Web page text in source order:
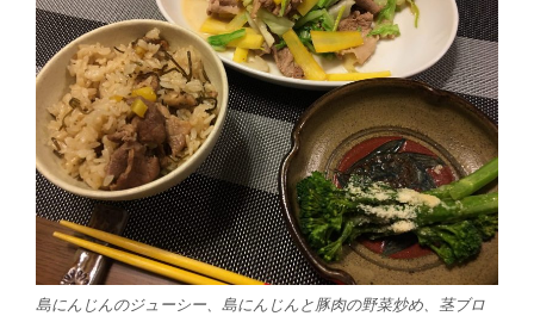
島にんじんのジューシー、島にんじんと豚肉の野菜炒め、茎ブロ